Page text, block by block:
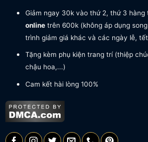
Giảm ngay 30k vào thứ 2, thứ 3 hàng
onlinetrên 600k (không áp dụng
trình giảm giá khác và các ngày lễ,
Tặng kèm phụ kiện trang trí (thiệp
chậu hoa,...)
Cam kết hài lòng 100%